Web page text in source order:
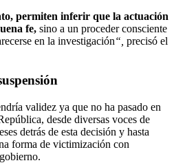
permiten inferir que la actuación
fe, sino a un proceder consciente
en la investigación“, precisó el
validez ya que no ha pasado en
desde diversas voces de
detrás de esta decisión y hasta
forma de victimización con